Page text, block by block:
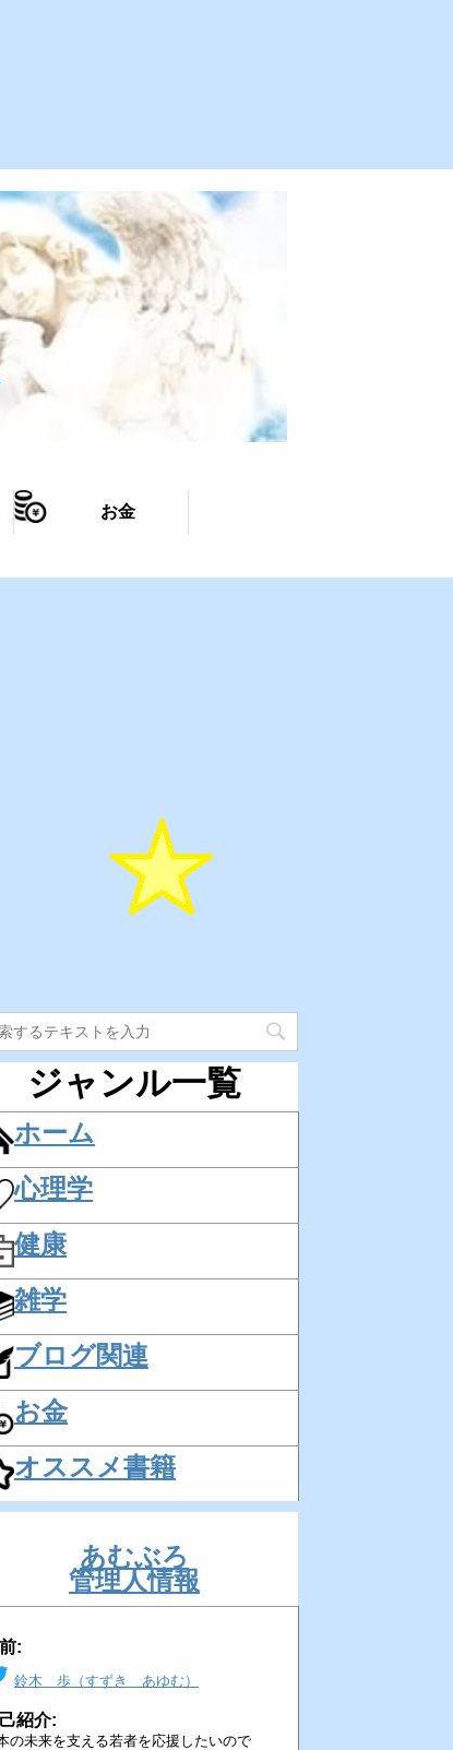
お金
ジャンル一覧
ホーム
心理学
健康
雑学
ブログ関連
お金
オススメ書籍
あむぶろ
管理人情報
:
鈴木 歩（すずき あゆむ）
紹介:
の未来を支える若者を応援したいので